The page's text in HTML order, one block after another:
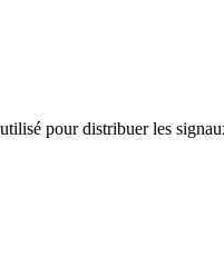
pour distribuer les